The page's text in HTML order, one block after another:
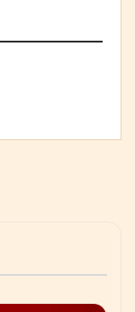
se ha
un